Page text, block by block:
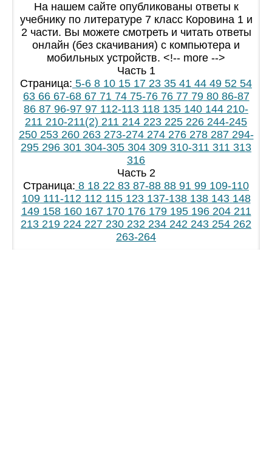
На нашем сайте опубликованы ответы к
учебнику по литературе 7 класс Коровина 1 и
2 части. Вы можете смотреть и читать ответы
онлайн (без скачивания) с компьютера и
мобильных устройств. <!-- more -->
Часть 1
Страница: 5-6 8 10 15 17 23 35 41 44 49 52 54
636667-6867717475-767677798086-87
86 87 96-97 97 112-113 118 135 140 144 210-
211 210-211(2) 211 214 223 225 226 244-245
250253260263273-274274276278287294-
295 296 301 304-305 304 309 310-311 311 313
316
Часть 2
Страница: 8 18 22 83 87-88 88 91 99 109-110
109111-112112115123137-138138143148
149158160167170176179195196204211
213 219 224 227 230 232 234 242 243 254 262
263-264